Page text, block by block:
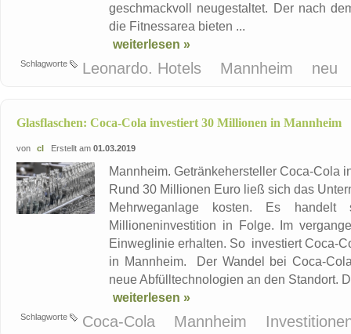
geschmackvoll neugestaltet. Der nach
die Fitnessarea bieten ...
weiterlesen »
Schlagworte Leonardo. Hotels Mannheim neu
Glasflaschen: Coca-Cola investiert 30 Millionen in Mannheim
von cl Erstellt am 01.03.2019
Mannheim. Getränkehersteller Coca-Cola
Rund 30 Millionen Euro ließ sich das
Mehrweganlage kosten. Es
Millioneninvestition in Folge. Im
Einweglinie erhalten. So investiert Coca-
in Mannheim. Der Wandel bei Coca-
neue Abfülltechnologien an den Standort.
weiterlesen »
Schlagworte Coca-Cola Mannheim